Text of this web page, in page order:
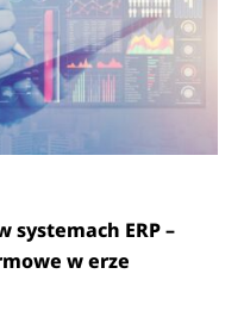
systemach ERP –
w erze